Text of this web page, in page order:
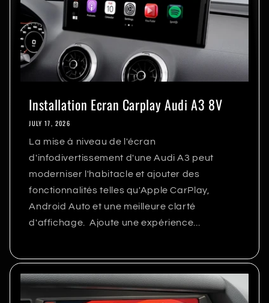
Installation Ecran Carplay Audi A3 8V
JULY 17, 2026
La mise à niveau de l'écran
d'infodivertissement d'une Audi A3 peut
moderniser l'habitacle et ajouter des
fonctionnalités telles qu'Apple CarPlay,
Android Auto et une meilleure clarté
d'affichage. Ajoute une expérience...